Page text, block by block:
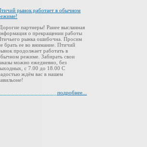
рынок работает в обычном
Дорогие партнеры! Ранее высланная
о прекращении работы
рынка ошибочна. Просим
брать ее во внимание. Птичий
продолжает работать в
режиме. Забирать свои
можно ежедневно, без
с 7.00 до 18.00 С
ждём вас в нашем
подробнее...